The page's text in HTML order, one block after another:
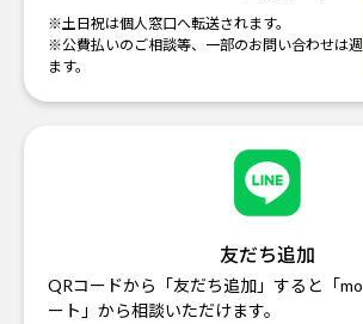
※土日祝は個人窓口へ転送されます。
※公費払いのご相談等、一部のお問い合わせは
ます。
友だち追加
QRコードから「友だち追加」すると「
ート」から相談いただけます。